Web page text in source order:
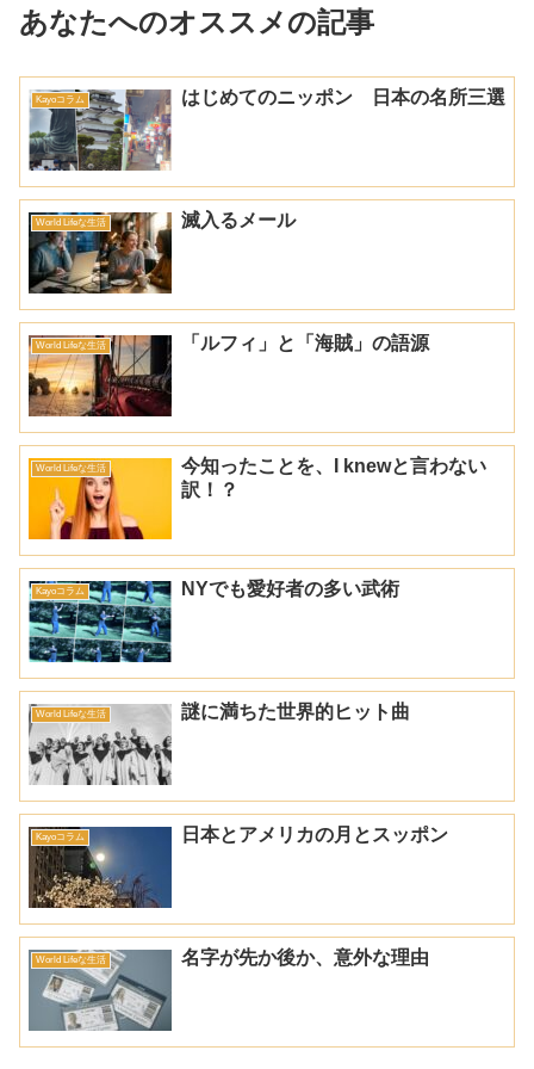
あなたへのオススメの記事
Kayoコラム はじめてのニッポン 日本の名所三選
World Lifeな生活 滅入るメール
World Lifeな生活 「ルフィ」と「海賊」の語源
World Lifeな生活
今知ったことを、I knewと言わない
訳！？
Kayoコラム NYでも愛好者の多い武術
World Lifeな生活 謎に満ちた世界的ヒット曲
Kayoコラム 日本とアメリカの月とスッポン
World Lifeな生活 名字が先か後か、意外な理由